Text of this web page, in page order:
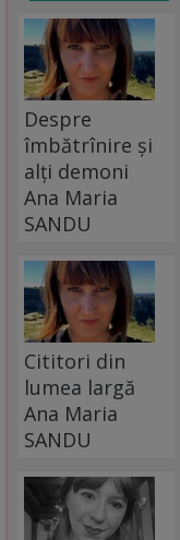
Despre
îmbătrînire și
alți demoni
Ana Maria
SANDU
Cititori din
lumea largă
Ana Maria
SANDU